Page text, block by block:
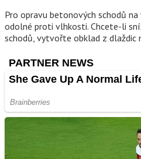
Pro opravu betonových schodů
odolné proti vlhkosti. Chcete-li
schodů, vytvořte obklad z dlaždic